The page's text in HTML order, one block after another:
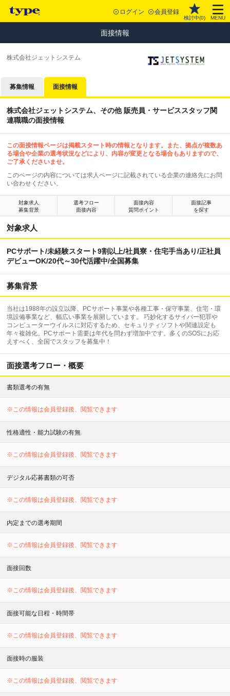
ログイン 会員登録
検討中(0) MENU
面接情報
株式会社ジェットシステム
募集情報 面接情報
株式会社ジェットシステム、その他 販売員・サービススタッフ関
連職職の面接情報
この面接情報ページは掲載スタート時の情報となります。また、拠点が複数あ
る場合や企業の選考状況などにより、内容が変更となる場合もありますので、
ご了承くださいませ。
このページの内容については求人ページに記載されている企業の連絡先にお問
い合わせください。
対象求人
募集背景
選考フロー
面接内容
面接内容
質問ポイント
面接記事
を探す
対象求人
PCサポート/未経験スタート9割以上/社員寮・住宅手当あり/正社員
デビューOK/20代～30代活躍中/全国募集
募集背景
当社は1988年の設立以降、PCサポート事業や各種工事・保守事業、住宅・環
境設備事業など、幅広い事業を展開しています。 巧妙化するサイバー犯罪や
コンピューターウイルスに対応するため、セキュリティソフトや関連設定も
年々複雑化。PCサポート需要は年代を問わず増加中です。多くのSOSにお応
えすべく、全国でスタッフを募集中！
面接選考フロー・概要
書類選考の有無
※この情報は会員登録後、閲覧できます
性格適性・能力試験の有無
※この情報は会員登録後、閲覧できます
デジタル応募書類の可否
※この情報は会員登録後、閲覧できます
内定までの選考期間
※この情報は会員登録後、閲覧できます
面接回数
※この情報は会員登録後、閲覧できます
面接可能な日程・時間帯
※この情報は会員登録後、閲覧できます
面接時の服装
※この情報は会員登録後、閲覧できます